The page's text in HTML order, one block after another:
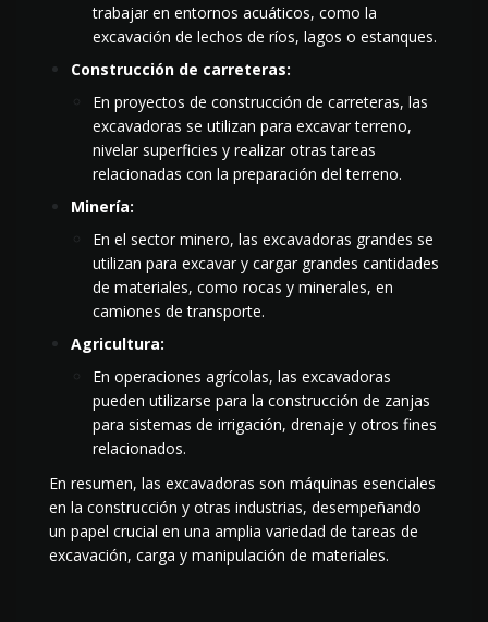
trabajar en entornos acuáticos, como la
excavación de lechos de ríos, lagos o estanques.
Construcción de carreteras:
En proyectos de construcción de carreteras, las
excavadoras se utilizan para excavar terreno,
nivelar superficies y realizar otras tareas
relacionadas con la preparación del terreno.
Minería:
En el sector minero, las excavadoras grandes se
utilizan para excavar y cargar grandes cantidades
de materiales, como rocas y minerales, en
camiones de transporte.
Agricultura:
En operaciones agrícolas, las excavadoras
pueden utilizarse para la construcción de zanjas
para sistemas de irrigación, drenaje y otros fines
relacionados.
En resumen, las excavadoras son máquinas esenciales
en la construcción y otras industrias, desempeñando
un papel crucial en una amplia variedad de tareas de
excavación, carga y manipulación de materiales.